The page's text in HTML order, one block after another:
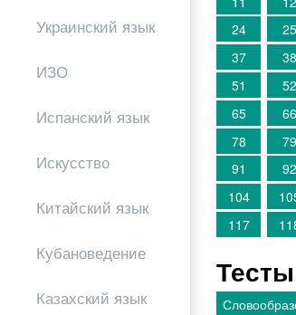
Украинский язык
ИЗО
Испанский язык
Искусство
Китайский язык
Кубановедение
Казахский язык
24
25
37
38
51
52
65
66
78
79
91
92
104
117
Тесты